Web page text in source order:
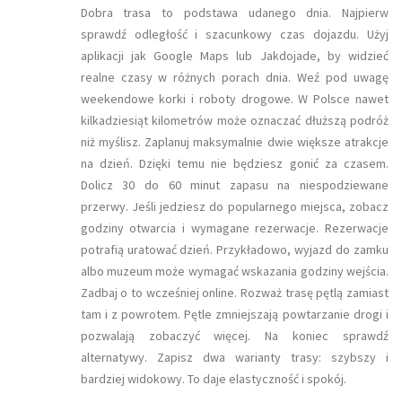
Dobra trasa to podstawa udanego dnia. Najpierw
sprawdź odległość i szacunkowy czas dojazdu. Użyj
aplikacji jak Google Maps lub Jakdojade, by widzieć
realne czasy w różnych porach dnia. Weź pod uwagę
weekendowe korki i roboty drogowe. W Polsce nawet
kilkadziesiąt kilometrów może oznaczać dłuższą podróż
niż myślisz. Zaplanuj maksymalnie dwie większe atrakcje
na dzień. Dzięki temu nie będziesz gonić za czasem.
Dolicz 30 do 60 minut zapasu na niespodziewane
przerwy. Jeśli jedziesz do popularnego miejsca, zobacz
godziny otwarcia i wymagane rezerwacje. Rezerwacje
potrafią uratować dzień. Przykładowo, wyjazd do zamku
albo muzeum może wymagać wskazania godziny wejścia.
Zadbaj o to wcześniej online. Rozważ trasę pętlą zamiast
tam i z powrotem. Pętle zmniejszają powtarzanie drogi i
pozwalają zobaczyć więcej. Na koniec sprawdź
alternatywy. Zapisz dwa warianty trasy: szybszy i
bardziej widokowy. To daje elastyczność i spokój.